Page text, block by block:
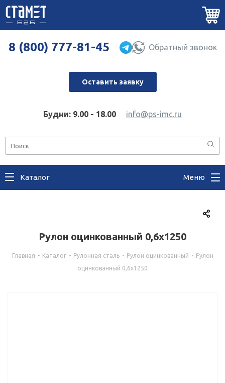
8 (800) 777-81-45 Обратный звонок
Оставить заявку
Будни: 9.00 - 18.00 info@ps-imc.ru
Каталог Меню
Рулон оцинкованный 0,6х1250
Главная - Каталог - Рулонная сталь - Рулон оцинкованный - Рулон
оцинкованный 0,6х1250